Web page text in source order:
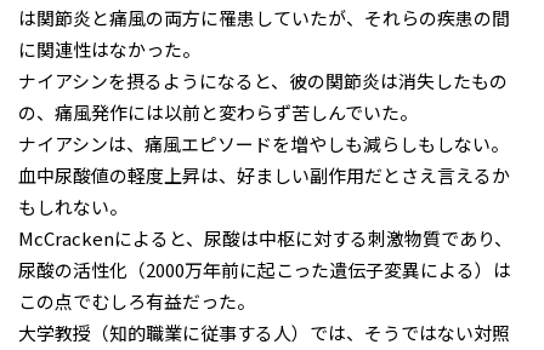
は関節炎と痛風の両方に罹患していたが、それらの疾患の間
に関連性はなかった。
ナイアシンを摂るようになると、彼の関節炎は消失したもの
の、痛風発作には以前と変わらず苦しんでいた。
ナイアシンは、痛風エピソードを増やしも減らしもしない。
血中尿酸値の軽度上昇は、好ましい副作用だとさえ言えるか
もしれない。
McCrackenによると、尿酸は中枢に対する刺激物質であり、
尿酸の活性化（2000万年前に起こった遺伝子変異による）は
この点でむしろ有益だった。
大学教授（知的職業に従事する人）では、そうではない対照